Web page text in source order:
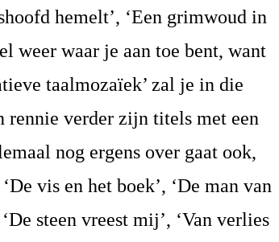
hemelt’, ‘Een grimwoud in
weer waar je aan toe bent, want
taalmozaïek’ zal je in die
rennie verder zijn titels met een
nog ergens over gaat ook,
vis en het boek’, ‘De man van
steen vreest mij’, ‘Van verlies